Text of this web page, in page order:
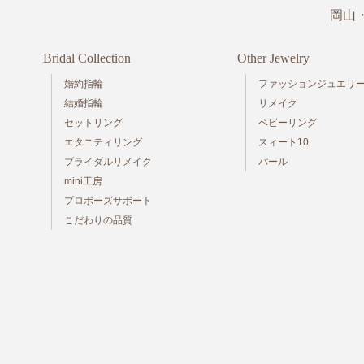
岡山
Bridal Collection
婚約指輪
結婚指輪
セットリング
エタニティリング
ブライダルリメイク
mini工房
プロポーズサポート
こだわりの品質
Other Jewelry
ファッションジュエリ
リメイク
ベビーリング
スィート10
パール